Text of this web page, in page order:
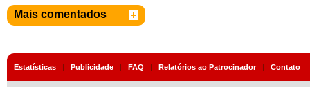
Mais comentados
Estatísticas | Publicidade | FAQ | Relatórios ao Patrocinador| Contato